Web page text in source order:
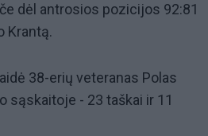
dėl antrosios pozicijos 92:81
Krantą.
38-erių veteranas Polas
sąskaitoje - 23 taškai ir 11